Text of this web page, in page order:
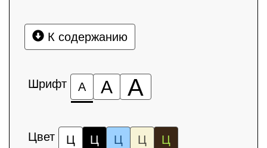
К содержанию
Шрифт А А А
Цвет Ц Ц Ц Ц Ц